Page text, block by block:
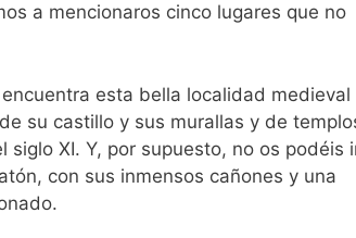
a mencionaros cinco lugares que no
esta bella localidad medieval
su castillo y sus murallas y de
XI. Y, por supuesto, no os podéis
con sus inmensos cañones y una